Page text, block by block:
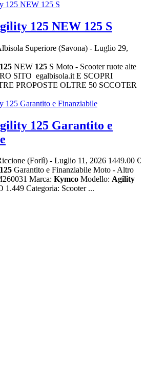
125 NEW 125 S
Superiore (Savona) - Luglio 29,
125 NEW 125 S Moto - Scooter ruote alte
SITO egalbisola.it E SCOPRI
PROPOSTE OLTRE 50 SCCOTER
125 Garantito e
(Forlì) - Luglio 11, 2026 1449.00 €
125 Garantito e Finanziabile Moto - Altro
Marca: Kymco Modello: Agility
1.449 Categoria: Scooter ...